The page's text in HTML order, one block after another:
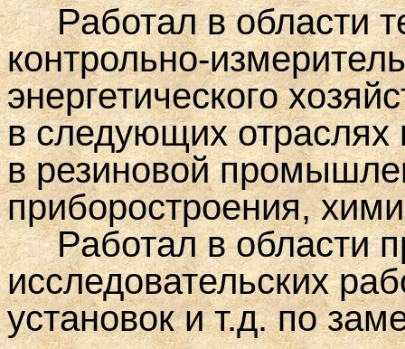
Работал в области
контрольно-
энергетического
в следующих отраслях
в резиновой
приборостроения,
Работал в области
исследовательских
установок и т.д. по